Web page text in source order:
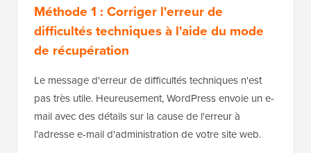
Méthode 1 : Corriger l'erreur de
difficultés techniques à l'aide du mode
de récupération
Le message d'erreur de difficultés techniques n'est
pas très utile. Heureusement, WordPress envoie un e-
mail avec des détails sur la cause de l'erreur à
l'adresse e-mail d'administration de votre site web.